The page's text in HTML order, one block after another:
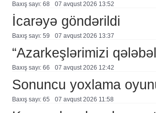
Baxış sayı: 68 07 avqust 2026 13:52
İcarəyə göndərildi
Baxış sayı: 59 07 avqust 2026 13:37
“Azarkeşlərimizi
Baxış sayı: 66 07 avqust 2026 12:42
Sonuncu yoxlama
Baxış sayı: 65 07 avqust 2026 11:58